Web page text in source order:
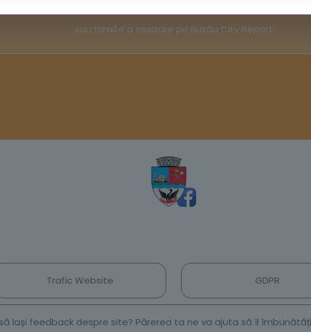
sau trimite o sesizare pe Buzău City Report
Trafic Website GDPR
lași feedback despre site? Părerea ta ne va ajuta să îl